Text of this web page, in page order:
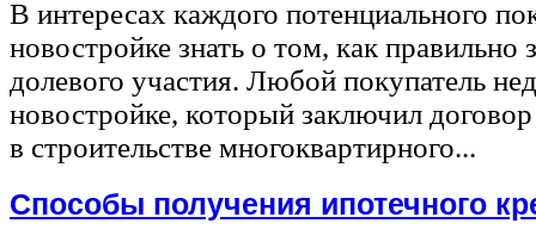
В интересах каждого потенциального
новостройке знать о том, как правильно
долевого участия. Любой покупатель
новостройке, который заключил
в строительстве многоквартирного...
Способы получения ипотечного